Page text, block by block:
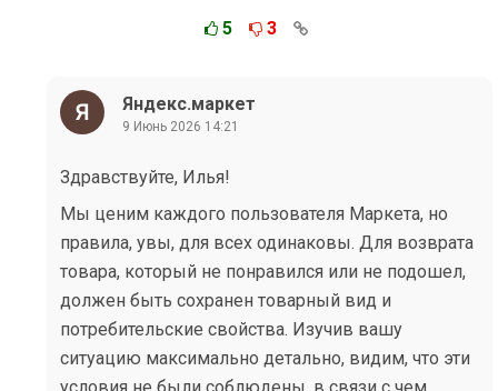
5 3
Яндекс.маркет
9 Июнь 2026 14:21
Здравствуйте, Илья!
Мы ценим каждого пользователя Маркета, но
правила, увы, для всех одинаковы. Для возврата
товара, который не понравился или не подошел,
должен быть сохранен товарный вид и
потребительские свойства. Изучив вашу
ситуацию максимально детально, видим, что эти
условия не были соблюдены, в связи с чем